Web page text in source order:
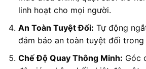
linh hoạt cho mọi người.
An Toàn Tuyệt Đối: Tự động
đảm bảo an toàn tuyệt đối trong
Chế Độ Quay Thông Minh: Góc